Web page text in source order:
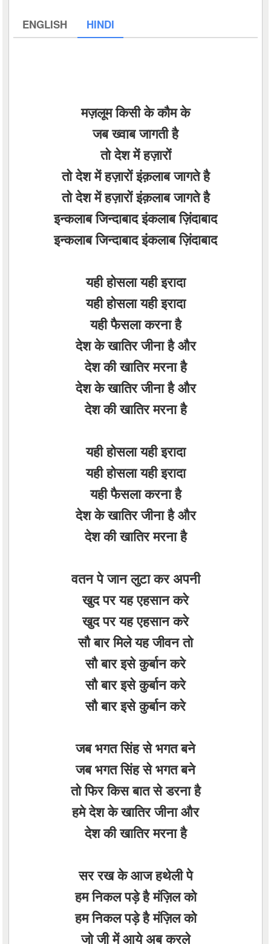
ENGLISH HINDI
मज़लूम किसी के कौम के
जब ख्वाब जागती है
तो देश में हज़ारों
तो देश में हज़ारों इंक़लाब जागते है
तो देश में हज़ारों इंक़लाब जागते है
इन्कलाब जिन्दाबाद इंकलाब ज़िंदाबाद
इन्कलाब जिन्दाबाद इंकलाब ज़िंदाबाद
यही होसला यही इरादा
यही होसला यही इरादा
यही फैसला करना है
देश के खातिर जीना है और
देश की खातिर मरना है
देश के खातिर जीना है और
देश की खातिर मरना है
यही होसला यही इरादा
यही होसला यही इरादा
यही फैसला करना है
देश के खातिर जीना है और
देश की खातिर मरना है
वतन पे जान लुटा कर अपनी
खुद पर यह एहसान करे
खुद पर यह एहसान करे
सौ बार मिले यह जीवन तो
सौ बार इसे कुर्बान करे
सौ बार इसे कुर्बान करे
सौ बार इसे कुर्बान करे
जब भगत सिंह से भगत बने
जब भगत सिंह से भगत बने
तो फिर किस बात से डरना है
हमे देश के खातिर जीना और
देश की खातिर मरना है
सर रख के आज हथेली पे
हम निकल पड़े है मंज़िल को
हम निकल पड़े है मंज़िल को
जो जी में आये अब करले